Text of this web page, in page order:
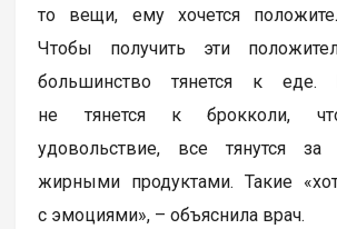
то вещи, ему хочется
Чтобы получить эти
большинство тянется к еде.
не тянется к брокколи,
удовольствие, все тянутся
жирными продуктами. Такие
с эмоциями», – объяснила врач.